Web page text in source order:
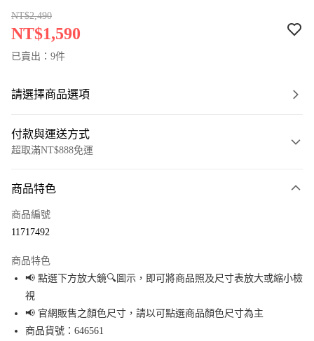
NT$2,490
NT$1,590
已賣出：9件
請選擇商品選項
付款與運送方式
超取滿NT$888免運
信用卡一次付款
Apple Pay
街口支付
悠遊付
商品特色
商品編號
11717492
商品特色
📢 點選下方放大鏡🔍圖示，即可將商品照及尺寸表放大或縮小檢
視
📢 官網販售之顏色尺寸，請以可點選商品顏色尺寸為主
商品貨號：646561